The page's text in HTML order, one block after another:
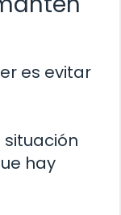
es evitar
hay